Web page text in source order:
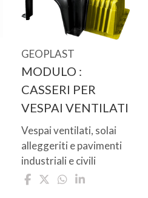
GEOPLAST
MODULO :
CASSERI PER
VESPAI VENTILATI
Vespai ventilati, solai
alleggeriti e pavimenti
industriali e civili